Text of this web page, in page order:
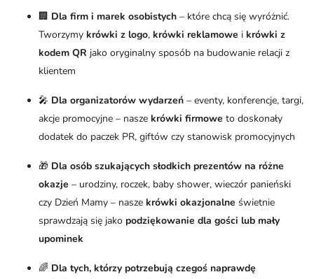
🏢 Dla firm i marek osobistych – które chcą się wyróżnić.
Tworzymy krówki z logo, krówki reklamowe i krówki z
kodem QR jako oryginalny sposób na budowanie relacji z
klientem
🎤 Dla organizatorów wydarzeń – eventy, konferencje, targi,
akcje promocyjne – nasze krówki firmowe to doskonały
dodatek do paczek PR, giftów czy stanowisk promocyjnych
🎁 Dla osób szukających słodkich prezentów na różne
okazje – urodziny, roczek, baby shower, wieczór panieński
czy Dzień Mamy – nasze krówki okazjonalne świetnie
sprawdzają się jako podziękowanie dla gości lub mały
upominek
🌈 Dla tych, którzy potrzebują czegoś naprawdę